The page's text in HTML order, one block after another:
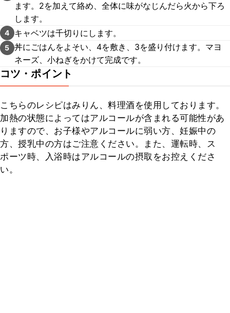
ます。2を加えて絡め、全体に味がなじんだら火から下ろ
します。
4 キャベツは千切りにします。
5 丼にごはんをよそい、4を敷き、3を盛り付けます。マヨ
ネーズ、小ねぎをかけて完成です。
コツ・ポイント
こちらのレシピはみりん、料理酒を使用しております。
加熱の状態によってはアルコールが含まれる可能性があ
りますので、お子様やアルコールに弱い方、妊娠中の
方、授乳中の方はご注意ください。また、運転時、ス
ポーツ時、入浴時はアルコールの摂取をお控えくださ
い。